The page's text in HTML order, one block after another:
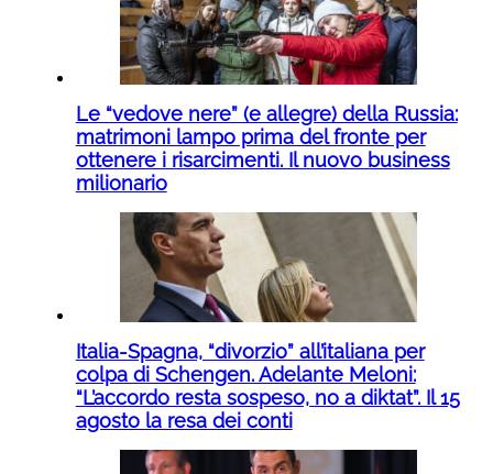
Le “vedove nere” (e allegre) della Russia:
matrimoni lampo prima del fronte per
ottenere i risarcimenti. Il nuovo business
milionario
Italia-Spagna, “divorzio” all’italiana per
colpa di Schengen. Adelante Meloni:
“L’accordo resta sospeso, no a diktat”. Il 15
agosto la resa dei conti